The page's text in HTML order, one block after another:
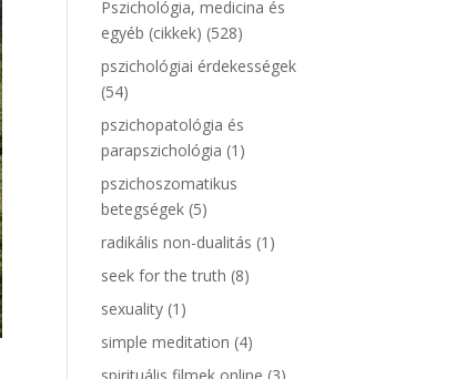
Pszichológia, medicina és
egyéb (cikkek) (528)
pszichológiai érdekességek
(54)
pszichopatológia és
parapszichológia (1)
pszichoszomatikus
betegségek (5)
radikális non-dualitás (1)
seek for the truth (8)
sexuality (1)
simple meditation (4)